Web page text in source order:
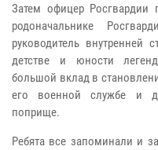
Затем офицер Росгвардии
родоначальнике
руководитель внутренней
детстве и юности
большой вклад в
его военной службе и
поприще.
Ребята все запоминали и